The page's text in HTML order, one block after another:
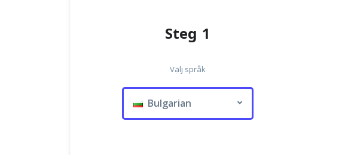
Steg 1
Välj språk
Bulgarian